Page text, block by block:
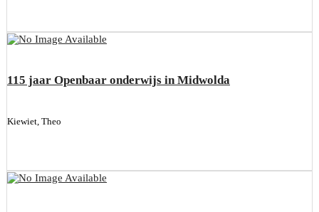
115 jaar Openbaar onderwijs in Midwolda
Kiewiet, Theo